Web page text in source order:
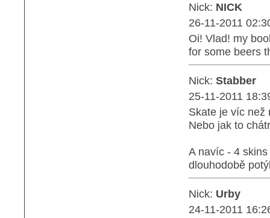
Nick: NICK
26-11-2011
Oi! Vlad! my
for some beers
Nick: Stabber
25-11-2011
Skate je víc než
Nebo jak to
A navíc - 4
dlouhodobě
Nick: Urby
24-11-2011